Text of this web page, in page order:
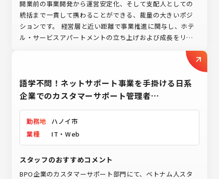
開業前の事業開発から運営安定化、そして支配人としての
統括まで一貫して携わることができる、裁量の大きいポジ
ションです。 経営層と近い距離で事業推進に関与し、ホテ
ル・サービスアパートメントの立ち上げおよび成長をリー
語学不問！ネットサポート事業を手掛ける日系
企業でのカスタマーサポート管理者
（No.10966）
勤務地
ハノイ市
業種
IT・Web
スタッフのおすすめコメント
BPO企業のカスタマーサポート部門にて、ベトナム人スタ